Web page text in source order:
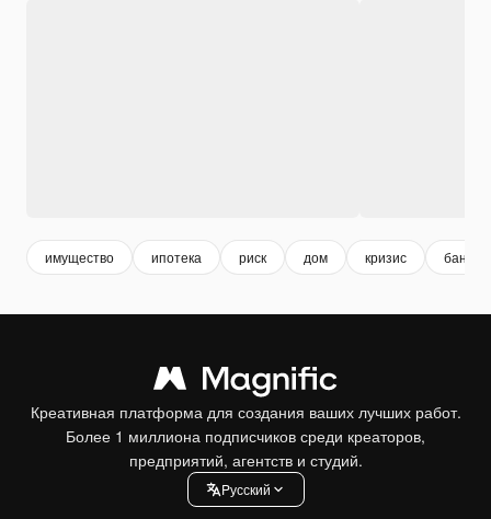
имущество ипотека риск дом кризис банк
Креативная платформа для создания ваших лучших работ.
Более 1 миллиона подписчиков среди креаторов,
предприятий, агентств и студий.
Pусский